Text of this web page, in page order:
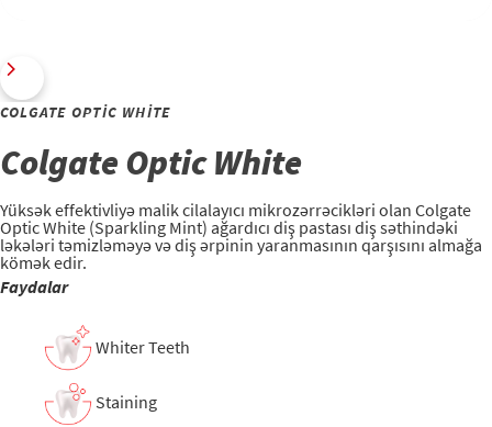
COLGATE OPTIC WHITE
Colgate Optic White
Yüksək effektivliyə malik cilalayıcı mikrozərrəcikləri olan Colgate
Optic White (Sparkling Mint) ağardıcı diş pastası diş səthindəki
ləkələri təmizləməyə və diş ərpinin yaranmasının qarşısını almağa
kömək edir.
Faydalar
Whiter Teeth
Staining